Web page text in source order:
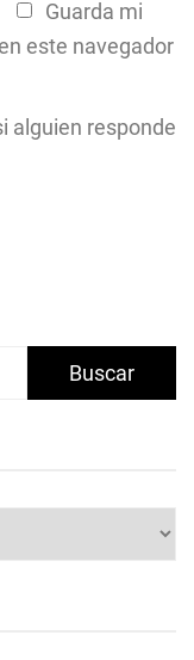
Guarda mi
este navegador
alguien responde